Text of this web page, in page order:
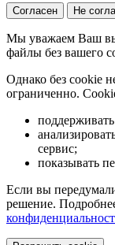
Согласен Не
Мы уважаем Ваш
файлы без вашего
Однако без cookie
ограниченно.
сервис;
показывать
Если вы
решение.